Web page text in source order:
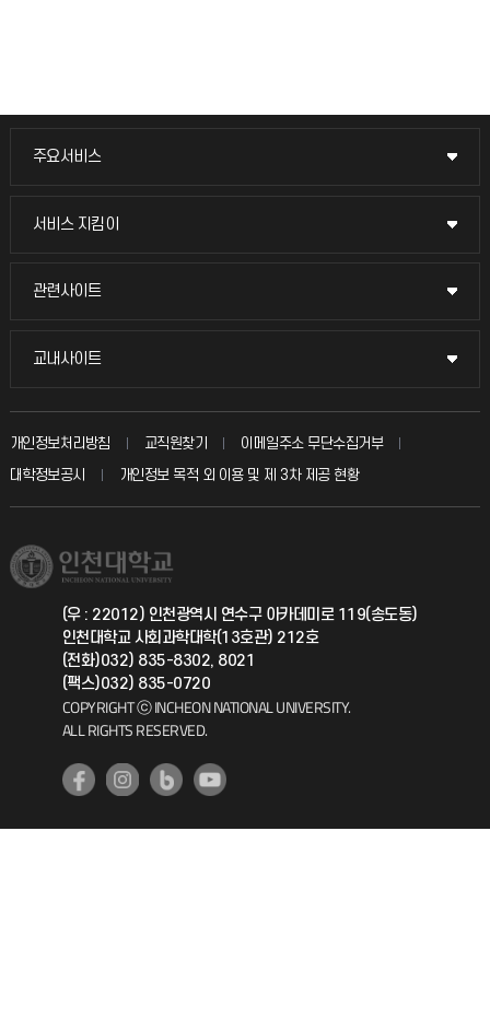
주요서비스
주요서비스
교무회의방송
입학안내
취업정보(학생)
서비스 지킴이
서비스 지킴이
묻고 답하기
칭찬마당
학생서비스 지킴이
관련사이트
관련사이트
국방헬프콜
총동문회
교내사이트
교내사이트
교수회
교육혁신본부
국제지원과
공자아카데미
기초교육원
개인정보처리방침 교직원찾기
이메일주소 무단수집거부
대학정보공시
개인정보 목적 외 이용 및 제 3차 제공 현황
(우 : 22012) 인천광역시 연수구 아카데미로 119(송도동)
인천대학교 사회과학대학(13호관) 212호
(전화)032) 835-8302, 8021
(팩스)032) 835-0720
COPYRIGHT ⓒ INCHEON NATIONAL UNIVERSITY.
ALL RIGHTS RESERVED.